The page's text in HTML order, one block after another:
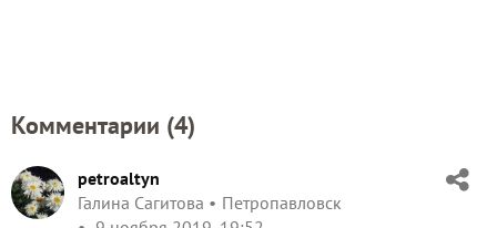
Комментарии (4)
petroaltyn
Галина Сагитова
Петропавловск